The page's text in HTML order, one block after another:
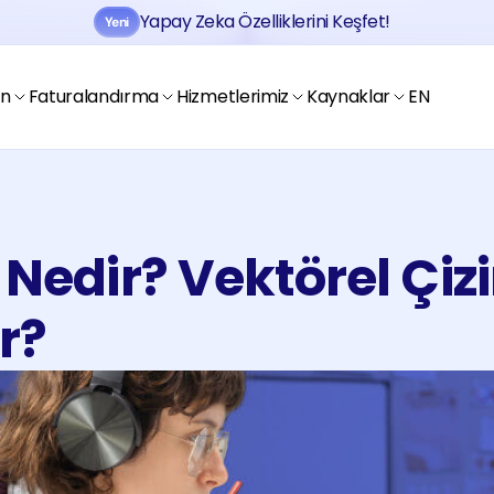
Vektörel
Yeni Yapay Zeka Özelliklerini Keşfet!
Faturalandırma Hizmetlerimiz Kaynaklar EN
Kaydol